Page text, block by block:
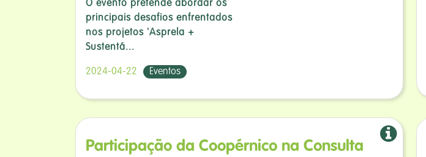
O evento pretende abordar os
principais desafios enfrentados
nos projetos 'Asprela +
Sustentá...
2024-04-22 Eventos
Participação da Coopérnico na Consulta